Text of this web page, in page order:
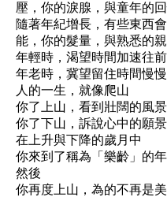
壓，你的淚腺，與童年的回
隨著年紀增長，有些東西
能，你的髮量，與熟悉的親
年輕時，渴望時間加速往
年老時，冀望留住時間慢
人的一生，就像爬山
你了上山，看到壯闊的風景
你了下山，訴說心中的願景
在上升與下降的歲月中
你來到了稱為「樂齡」的
然後
你再度上山，為的不再是